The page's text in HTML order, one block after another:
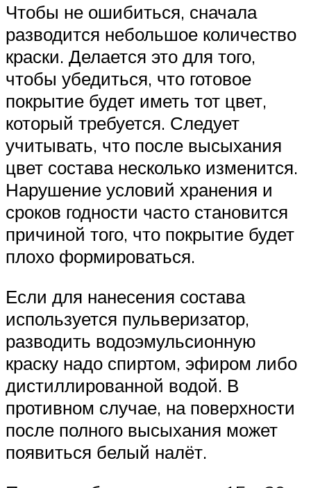
Чтобы не ошибиться, сначала
разводится небольшое количество
краски. Делается это для того,
чтобы убедиться, что готовое
покрытие будет иметь тот цвет,
который требуется. Следует
учитывать, что после высыхания
цвет состава несколько изменится.
Нарушение условий хранения и
сроков годности часто становится
причиной того, что покрытие будет
плохо формироваться.
Если для нанесения состава
используется пульверизатор,
разводить водоэмульсионную
краску надо спиртом, эфиром либо
дистиллированной водой. В
противном случае, на поверхности
после полного высыхания может
появиться белый налёт.